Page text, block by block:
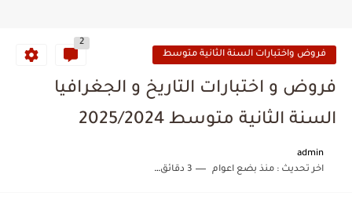
فروض واختبارات السنة الثانية متوسط
2
فروض و اختبارات التاريخ و الجغرافيا
السنة الثانية متوسط 2025/2024
admin
اخر تحديث :منذ بضع اعوام 3 دقائق للقراءة